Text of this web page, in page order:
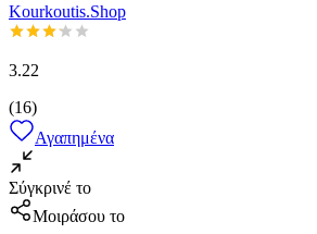
Kourkoutis.Shop
3.22
(16)
Αγαπημένα
Σύγκρινέ το
Μοιράσου το